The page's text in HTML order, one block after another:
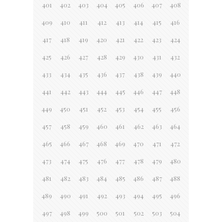
401 402 403 404 405 406 407 408
409 410 411 412 413 414 415 416
417 418 419 420 421 422 423 424
425 426 427 428 429 430 431 432
433 434 435 436 437 438 439 440
441 442 443 444 445 446 447 448
449 450 451 452 453 454 455 456
457 458 459 460 461 462 463 464
465 466 467 468 469 470 471 472
473 474 475 476 477 478 479 480
481 482 483 484 485 486 487 488
489 490 491 492 493 494 495 496
497 498 499 500 501 502 503 504